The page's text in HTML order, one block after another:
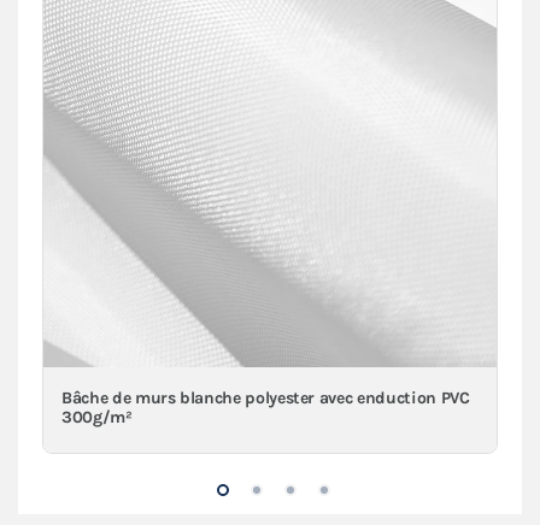
Bâche de murs blanche polyester avec enduction PVC
300g/m²